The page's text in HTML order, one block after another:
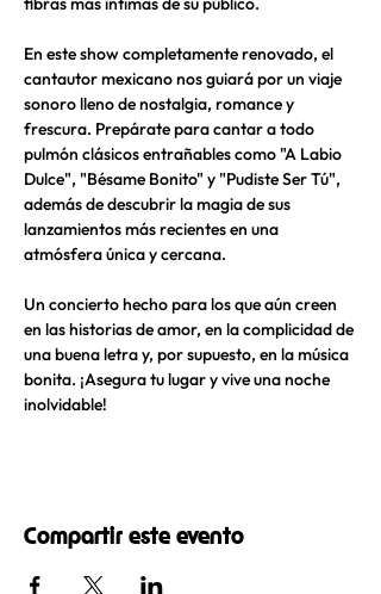
En este show completamente renovado, el
cantautor mexicano nos guiará por un viaje
sonoro lleno de nostalgia, romance y
frescura. Prepárate para cantar a todo
pulmón clásicos entrañables como "A Labio
Dulce", "Bésame Bonito" y "Pudiste Ser Tú",
además de descubrir la magia de sus
lanzamientos más recientes en una
atmósfera única y cercana.
Un concierto hecho para los que aún creen
en las historias de amor, en la complicidad de
una buena letra y, por supuesto, en la música
bonita. ¡Asegura tu lugar y vive una noche
inolvidable!
Compartir este evento